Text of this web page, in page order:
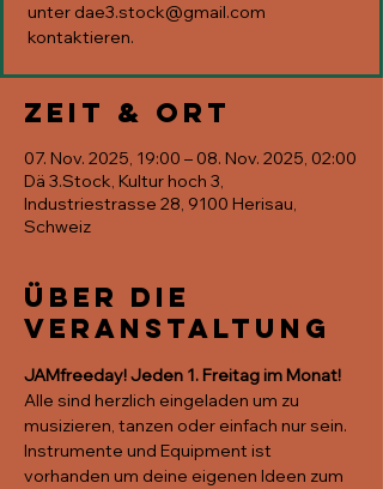
unter dae3.stock@gmail.com
kontaktieren.
Zeit & Ort
07. Nov. 2025, 19:00 – 08. Nov. 2025, 02:00
Dä 3.Stock, Kultur hoch 3,
Industriestrasse 28, 9100 Herisau,
Schweiz
Über die
Veranstaltung
JAMfreeday! Jeden 1. Freitag im Monat!
Alle sind herzlich eingeladen um zu
musizieren, tanzen oder einfach nur sein.
Instrumente und Equipment ist
vorhanden um deine eigenen Ideen zum